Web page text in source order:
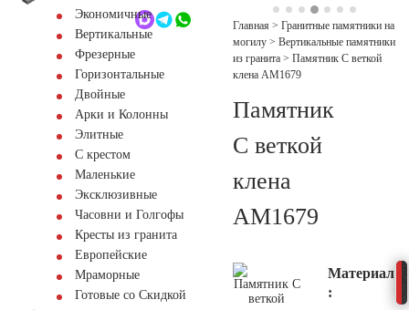
Обратный звонокЭкономичные
Вертикальные
Фрезерные
Горизонтальные
Двойные
Арки и Колонны
Элитные
С крестом
Маленькие
Эксклюзивные
Часовни и Голгофы
Кресты из гранита
Европейские
Мраморные
Готовые со Скидкой
Главная > Гранитные памятники на
могилу > Вертикальные памятники
из гранита > Памятник С веткой
клена AM1679
Памятник
С веткой
клена
AM1679
Материал
: